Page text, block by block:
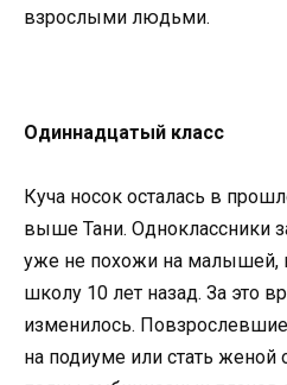
взрослыми людьми.
Одиннадцатый класс
Куча носок осталась в
выше Тани. Одноклассники
уже не похожи на малышей,
школу 10 лет назад. За это
изменилось. Повзрослевшие
на подиуме или стать женой